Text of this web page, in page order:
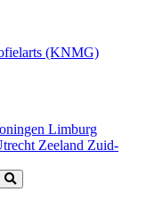
(KNMG)
Limburg
Zeeland Zuid-